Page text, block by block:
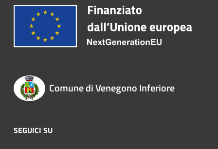
Comune di Venegono Inferiore
SEGUICI SU